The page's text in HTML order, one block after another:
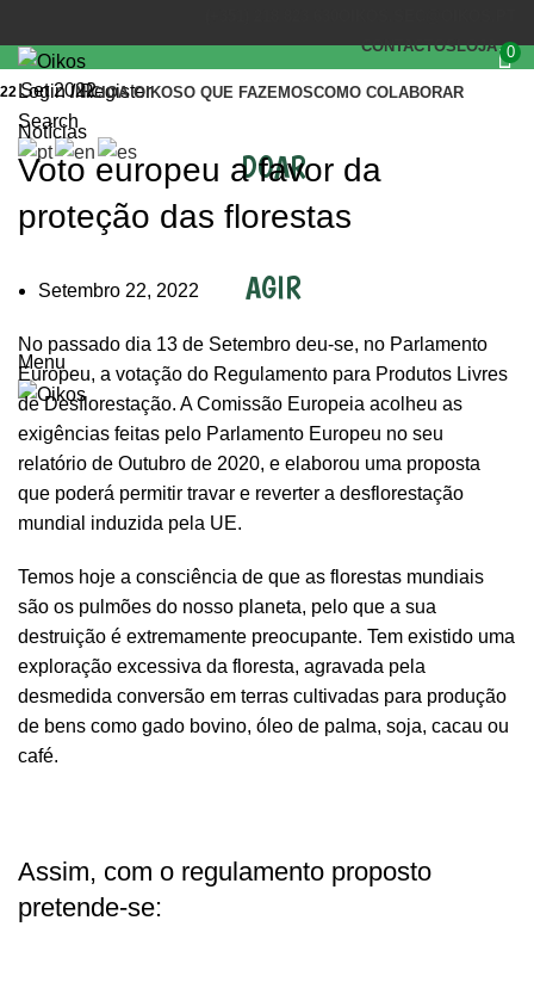
CONTACTOSLOJA 0
Login / Register
Search
INÍCIOA OIKOSO QUE FAZEMOSCOMO COLABORAR
DOAR
AGIR
Menu
Notícias
Voto europeu a favor da
proteção das florestas
Setembro 22, 2022
22 Set 2022
No passado dia 13 de Setembro deu-se, no Parlamento
Europeu, a votação do Regulamento para Produtos Livres
de Desflorestação. A Comissão Europeia acolheu as
exigências feitas pelo Parlamento Europeu no seu
relatório de Outubro de 2020, e elaborou uma proposta
que poderá permitir travar e reverter a desflorestação
mundial induzida pela UE.
Temos hoje a consciência de que as florestas mundiais
são os pulmões do nosso planeta, pelo que a sua
destruição é extremamente preocupante. Tem existido uma
exploração excessiva da floresta, agravada pela
desmedida conversão em terras cultivadas para produção
de bens como gado bovino, óleo de palma, soja, cacau ou
café.
Assim, com o regulamento proposto
pretende-se: